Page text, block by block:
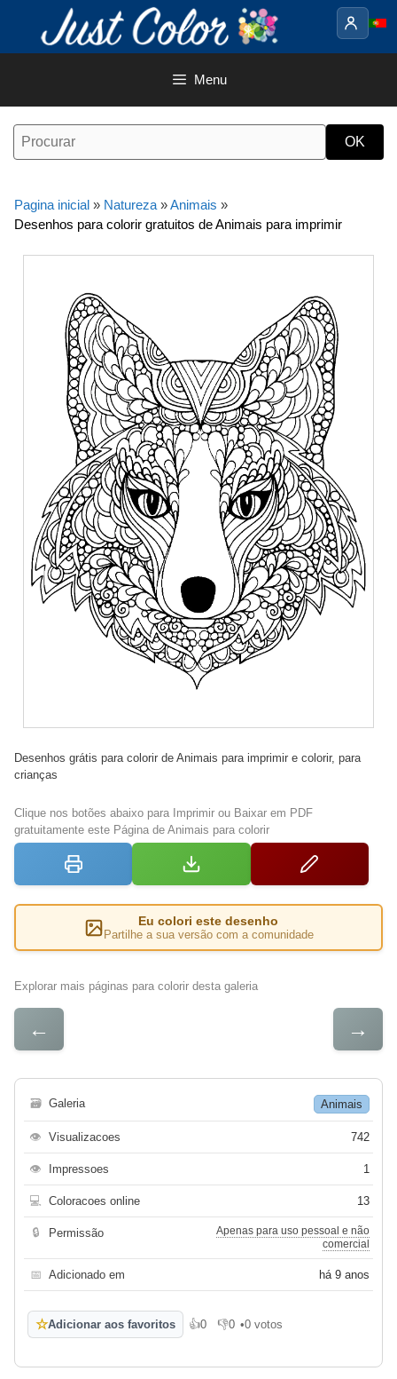
o
Menu
Pagina inicial » Natureza »Animais »
Desenhos para colorir gratuitos de Animais para imprimir
Desenhos grátis para colorir de Animais para imprimir e colorir, para
crianças
Clique nos botões abaixo para Imprimir ou Baixar em PDF
gratuitamente este Página de Animais para colorir
Eu colori este desenho
Partilhe a sua versão com a comunidade
Explorar mais páginas para colorir desta galeria
← →
🗃 Galeria Animais
👁 Visualizacoes 742
👁 Impressoes 1
💻 Coloracoes online 13
🔒 Permissão
Apenas para uso pessoal e não
comercial
📅 Adicionado em há 9 anos
☆Adicionar aos favoritos 👍0
Gosto 👎0
Não gosto
•0 votos